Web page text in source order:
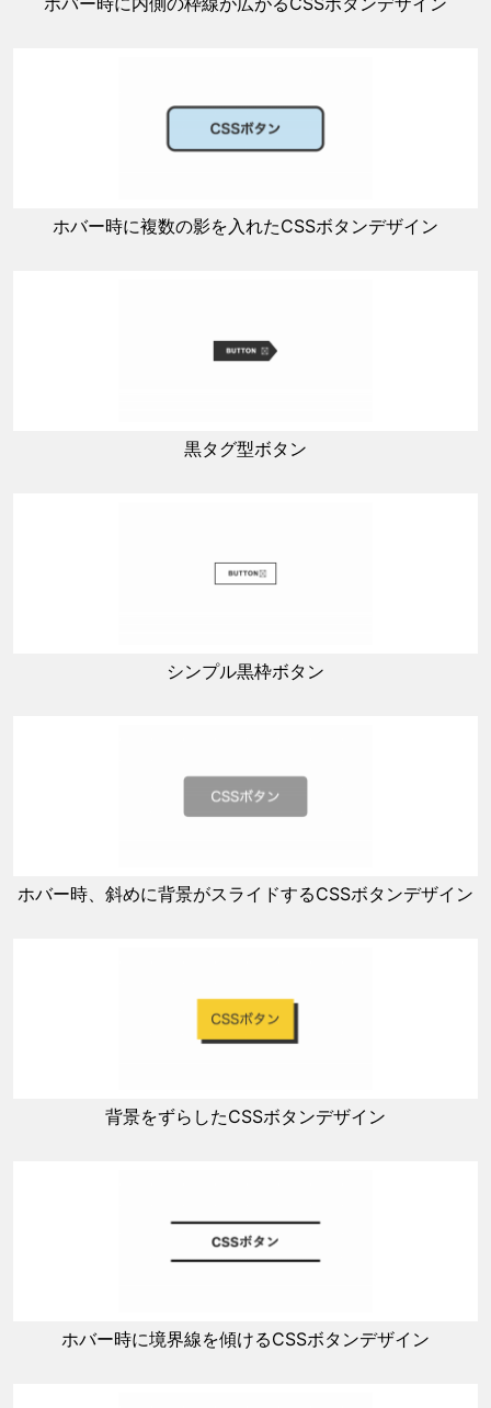
ホバー時に複数の影を入れたCSSボタンデザイン
黒タグ型ボタン
シンプル黒枠ボタン
ホバー時、斜めに背景がスライドするCSSボタンデザイン
背景をずらしたCSSボタンデザイン
ホバー時に境界線を傾けるCSSボタンデザイン